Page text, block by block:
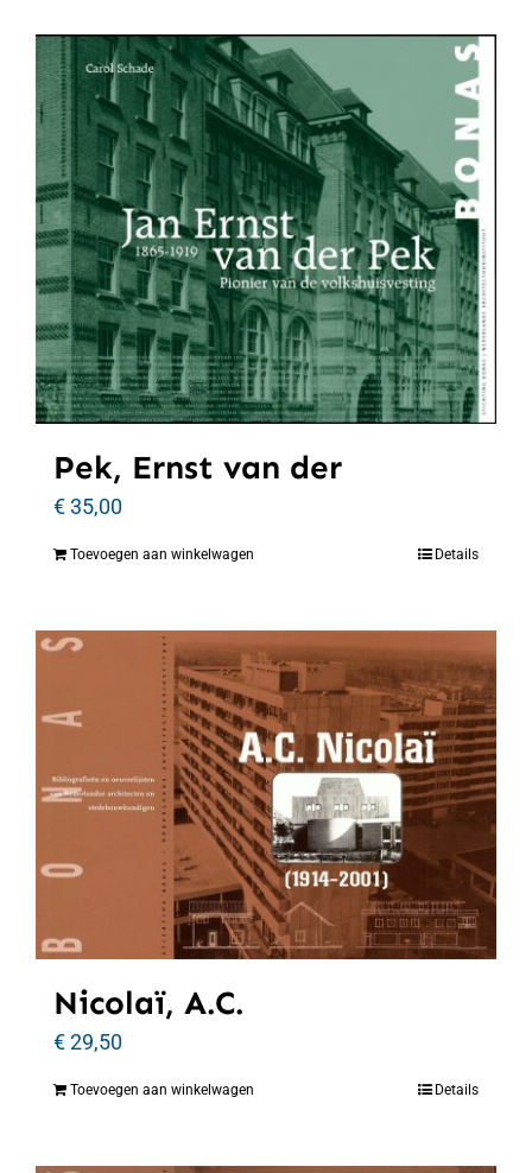
Pek, Ernst van der
€35,00
Toevoegen aan winkelwagen Details
Nicolaï, A.C.
€29,50
Toevoegen aan winkelwagen Details